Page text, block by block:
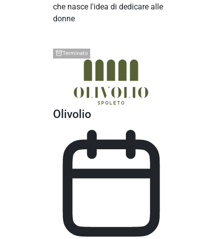
che nasce l'idea di dedicare alle
donne
Terminato
Olivolio